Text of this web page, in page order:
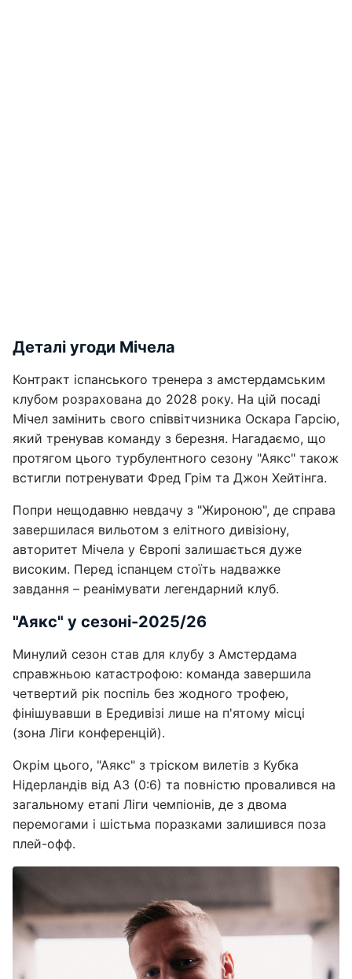
Деталі угоди Мічела
Контракт іспанського тренера з амстердамським
клубом розрахована до 2028 року. На цій посаді
Мічел замінить свого співвітчизника Оскара Гарсію,
який тренував команду з березня. Нагадаємо, що
протягом цього турбулентного сезону "Аякс" також
встигли потренувати Фред Грім та Джон Хейтінга.
Попри нещодавню невдачу з "Жироною", де справа
завершилася вильотом з елітного дивізіону,
авторитет Мічела у Європі залишається дуже
високим. Перед іспанцем стоїть надважке
завдання – реанімувати легендарний клуб.
"Аякс" у сезоні-2025/26
Минулий сезон став для клубу з Амстердама
справжньою катастрофою: команда завершила
четвертий рік поспіль без жодного трофею,
фінішувавши в Ередивізі лише на п'ятому місці
(зона Ліги конференцій).
Окрім цього, "Аякс" з тріском вилетів з Кубка
Нідерландів від АЗ (0:6) та повністю провалився на
загальному етапі Ліги чемпіонів, де з двома
перемогами і шістьма поразками залишився поза
плей-офф.